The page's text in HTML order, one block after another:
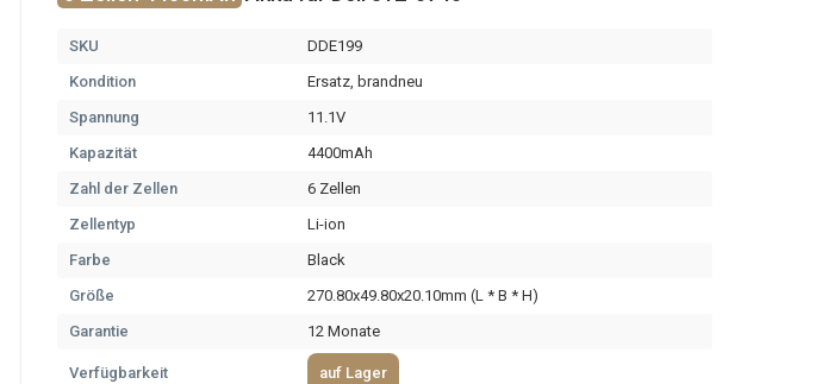
SKU
DDE199
Kondition
Ersatz, brandneu
Spannung
11.1V
Kapazität
4400mAh
Zahl der Zellen
6 Zellen
Zellentyp
Li-ion
Farbe
Black
Größe
270.80x49.80x20.10mm (L * B * H)
Garantie
12 Monate
Verfügbarkeit auf Lager